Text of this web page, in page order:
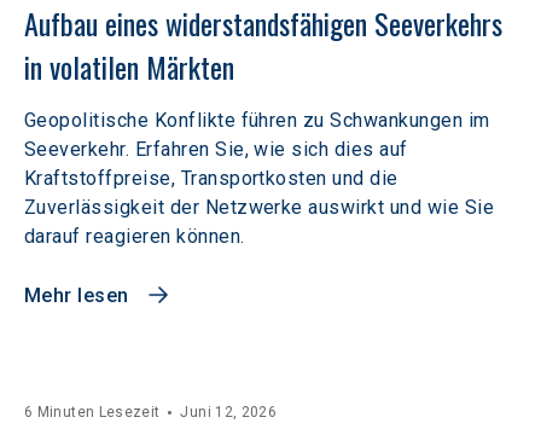
Aufbau eines widerstandsfähigen Seeverkehrs
in volatilen Märkten
Geopolitische Konflikte führen zu Schwankungen im
Seeverkehr. Erfahren Sie, wie sich dies auf
Kraftstoffpreise, Transportkosten und die
Zuverlässigkeit der Netzwerke auswirkt und wie Sie
darauf reagieren können.
Mehr lesen
6 Minuten Lesezeit Juni 12, 2026